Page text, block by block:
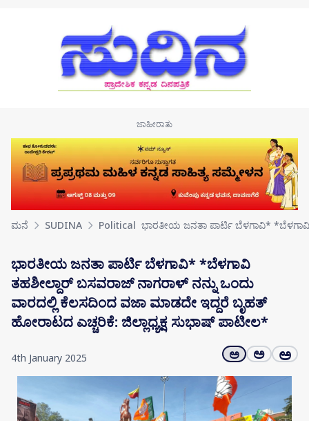
ಮನೆ SUDINA Political ಭಾರತೀಯ ಜನತಾ ಪಾರ್ಟಿ ಬೆಳಗಾವಿ* *ಬೆಳಗಾವಿ
ಭಾರತೀಯ ಜನತಾ ಪಾರ್ಟಿ ಬೆಳಗಾವಿ* *ಬೆಳಗಾವಿ
ತಹಶೀಲ್ದಾರ್ ಬಸವರಾಜ್ ನಾಗರಾಳ್ ನನ್ನು ಒಂದು
ವಾರದಲ್ಲಿ ಕೆಲಸದಿಂದ ವಜಾ ಮಾಡದೇ ಇದ್ದರೆ ಬೃಹತ್
ಹೋರಾಟದ ಎಚ್ಚರಿಕೆ: ಜಿಲ್ಲಾಧ್ಯಕ್ಷ ಸುಭಾಷ್ ಪಾಟೀಲ*
4th January 2025 ಅ ಅ ಅ